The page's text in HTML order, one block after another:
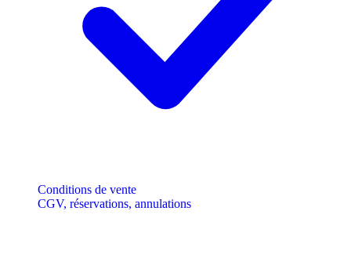
Conditions de vente
CGV, réservations, annulations